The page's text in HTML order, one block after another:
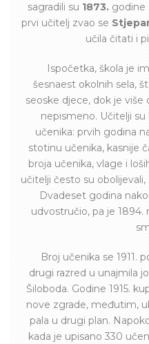
sagradili su 1873. godine
prvi učitelj zvao se
učila čitati i
Ispočetka, škola je
šesnaest okolnih sela,
seoske djece, dok je
nepismeno. Učitelji
učenika: prvih godina
stotinu učenika, kasnije
broja učenika, vlage i
učitelji često su
Dvadeset godina
udvostručio, pa je 1894.
Broj učenika se 1911.
drugi razred u unajmila
Šiloboda. Godine 1915.
nove zgrade, međutim,
pala u drugi plan.
kada je upisano 330